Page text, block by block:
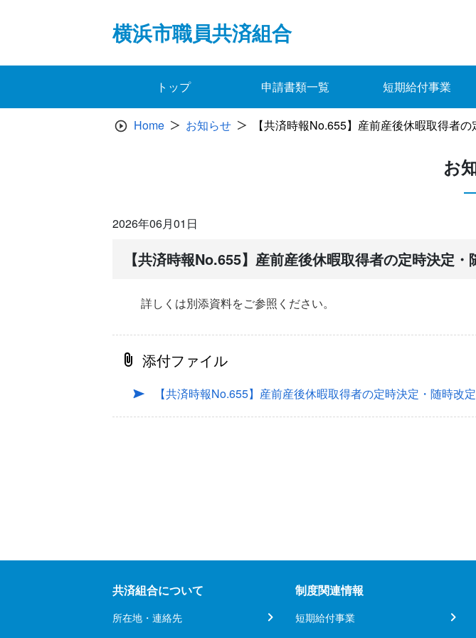
横浜市職員共済組合
トップ 申請書類一覧 短期給付事業
Home お知らせ 【共済時報No.655】産前産後休暇取得者
お
2026年06月01日
【共済時報No.655】産前産後休暇取得者の定時決定
詳しくは別添資料をご参照ください。
添付ファイル
【共済時報No.655】産前産後休暇取得者の定時決定・随時改
共済組合について
所在地・連絡先
制度関連情報
短期給付事業